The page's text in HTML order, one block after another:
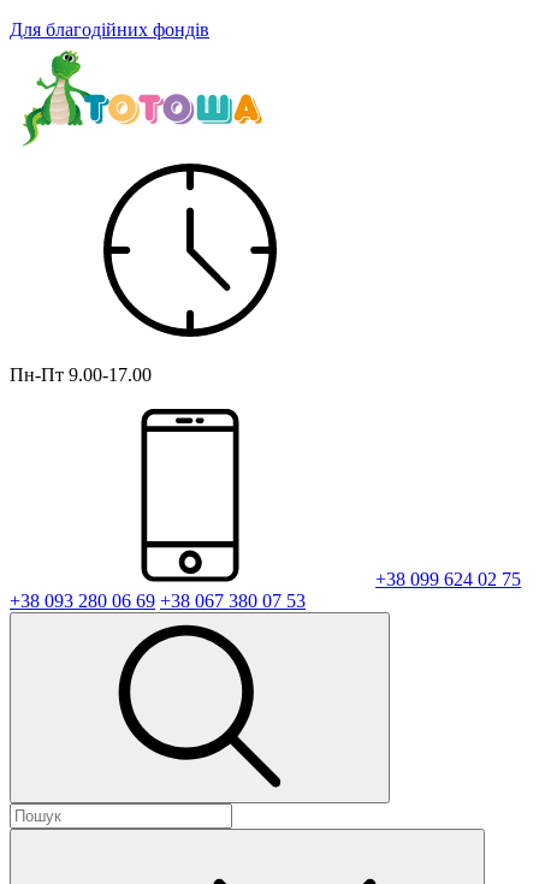
Для благодійних фондів
Пн-Пт 9.00-17.00
+38 099 624 02 75
+38 093 280 06 69 +38 067 380 07 53